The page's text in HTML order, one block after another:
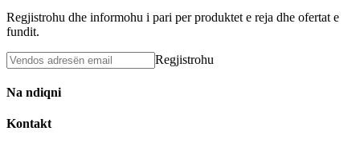
Regjistrohu dhe informohu i pari per produktet e reja dhe ofertat e
fundit.
Regjistrohu
Na ndiqni
Kontakt